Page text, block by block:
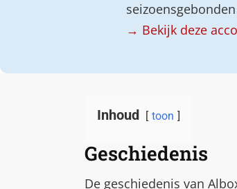
→ Bekijk deze
Inhoud toon
Geschiedenis
De geschiedenis van